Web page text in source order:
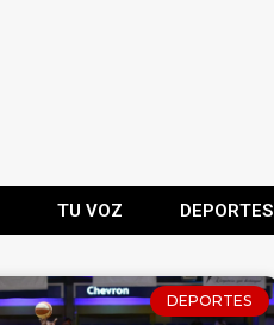
TU VOZ DEPORTES
DEPORTES